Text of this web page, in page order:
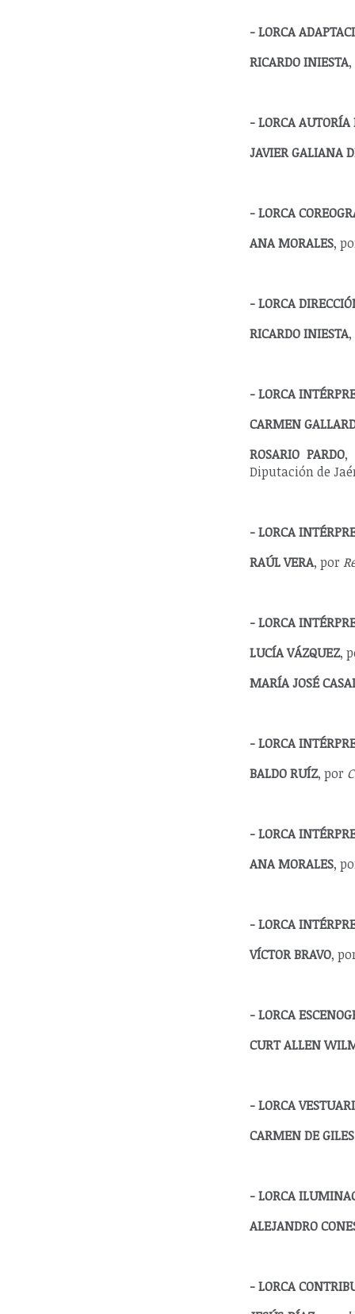
- LORCA
RICARDO INIESTA
- LORCA
JAVIER GALIANA
- LORCA
ANA MORALES,
- LORCA
RICARDO INIESTA
- LORCA
CARMEN
ROSARIO PARDO,
Diputación de
- LORCA
RAÚL VERA, por
- LORCA
LUCÍA VÁZQUEZ,
MARÍA JOSÉ
- LORCA
BALDO RUÍZ, por
- LORCA
ANA MORALES,
- LORCA
VÍCTOR BRAVO,
- LORCA
CURT ALLEN
- LORCA
CARMEN DE
- LORCA
ALEJANDRO
- LORCA